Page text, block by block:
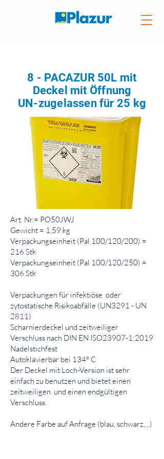
8 - PACAZUR 50L mit
Deckel mit Öffnung
UN-zugelassen für 25 kg
Art. Nr.= PO50JWJ
Gewicht = 1,59 kg
Verpackungseinheit (Pal 100/120/200) =
216 Stk
​Verpackungseinheit (Pal 100/120/250) =
306 Stk
Verpackungen für infektiöse oder
zytostatische Risikoabfälle (UN3291 - UN
2811)
Scharnierdeckel und zeitweiliger
Verschluss nach DIN EN ISO23907-1:2019
Nadelstichfest
Autoklavierbar bei 134° C
Der Deckel mit Loch-Version ist sehr
einfach zu benutzen und bietet einen
zeitweiligen und einen endgültigen
Verschluss.
Andere Farbe auf Anfrage (blau, schwarz,...)